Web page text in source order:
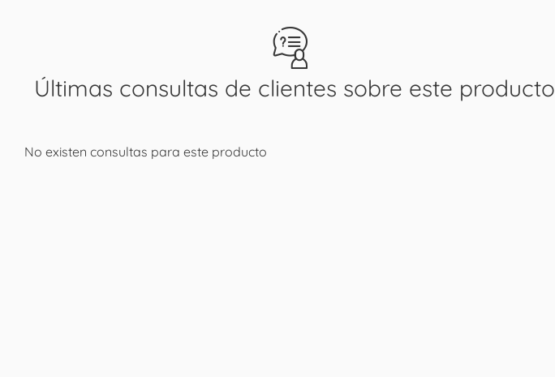
Últimas consultas de clientes sobre este producto
No existen consultas para este producto